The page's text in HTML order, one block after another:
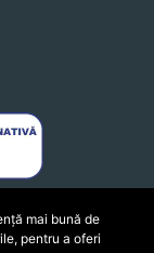
mai bună de
pentru a oferi